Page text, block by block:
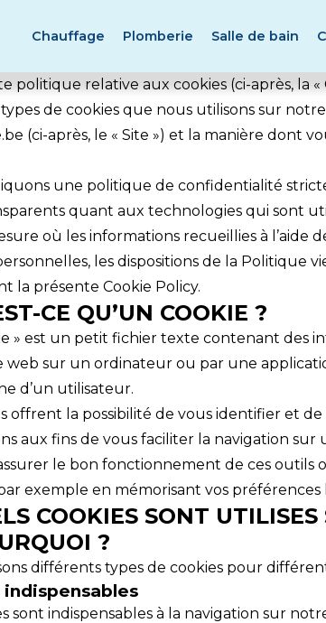
Chauffage Plomberie Salle de bain
politique relative aux cookies (ci-après, la
de cookies que nous utilisons sur
(ci-après, le « Site ») et la manière dont
une politique de confidentialité
quant aux technologies qui sont
où les informations recueillies à l’aide
les dispositions de la Politique
la présente Cookie Policy.
CE QU’UN COOKIE ?
» est un petit fichier texte contenant des
web sur un ordinateur ou par une
d’un utilisateur.
offrent la possibilité de vous identifier et
aux fins de vous faciliter la navigation sur
le bon fonctionnement de ces outils
exemple en mémorisant vos préférences
COOKIES SONT
?
différents types de cookies pour
indispensables
sont indispensables à la navigation sur